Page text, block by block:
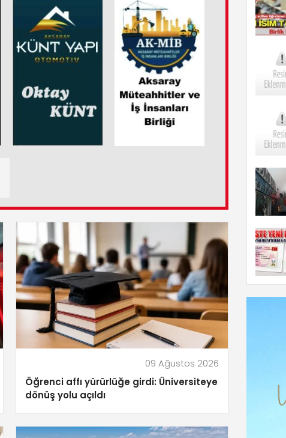
09 Ağustos 2026
Öğrenci affı yürürlüğe girdi: Üniversiteye
dönüş yolu açıldı